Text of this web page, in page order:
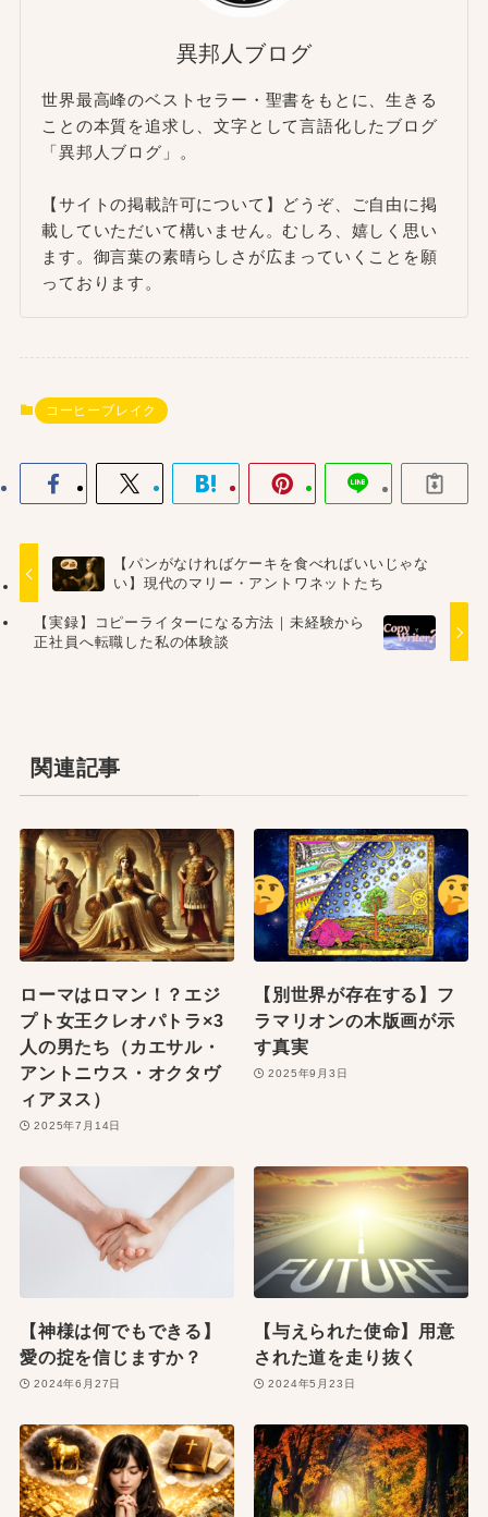
異邦人ブログ
世界最高峰のベストセラー・聖書をもとに、生きる
ことの本質を追求し、文字として言語化したブログ
「異邦人ブログ」。
【サイトの掲載許可について】どうぞ、ご自由に掲
載していただいて構いません。むしろ、嬉しく思い
ます。御言葉の素晴らしさが広まっていくことを願
っております。
コーヒーブレイク
【パンがなければケーキを食べればいいじゃな
い】現代のマリー・アントワネットたち
【実録】コピーライターになる方法｜未経験から
正社員へ転職した私の体験談
関連記事
ローマはロマン！？エジ
プト女王クレオパトラ×3
人の男たち（カエサル・
アントニウス・オクタヴ
ィアヌス）
2025年7月14日
【別世界が存在する】フ
ラマリオンの木版画が示
す真実
2025年9月3日
【神様は何でもできる】
愛の掟を信じますか？
2024年6月27日
【与えられた使命】用意
された道を走り抜く
2024年5月23日